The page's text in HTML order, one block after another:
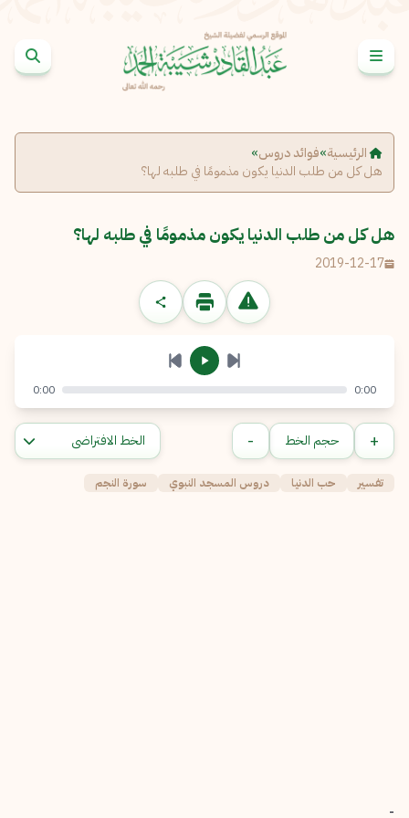
الرئيسية»فوائد دروس»
هل كل من طلب الدنيا يكون مذمومًا في طلبه لها؟
هل كل من طلب الدنيا يكون مذمومًا في طلبه لها؟
2019-12-17
الإبلاغ عن مشكلة
البريد الإلكتروني*
الرسالة
إرسال إلغاء
نسخ
0:00
0:00
+ حجم الخط -
تفسير حب الدنيا دروس المسجد النبوي سورة النجم
-